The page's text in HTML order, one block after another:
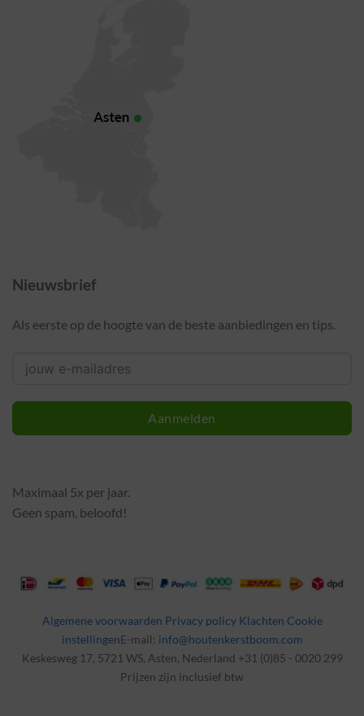
Nieuwsbrief
Als eerste op de hoogte van de beste aanbiedingen en tips.
Aanmelden
Maximaal 5x per jaar.
Geen spam, beloofd!
Algemene voorwaarden Privacy policy Klachten Cookie
instellingenE-mail: info@houtenkerstboom.com
Keskesweg 17, 5721 WS, Asten, Nederland +31 (0)85 - 0020 299
Prijzen zijn inclusief btw